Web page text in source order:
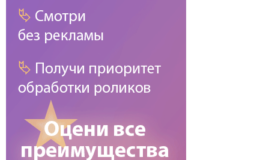
1.5x
1.25x
1x
0.75x
100%
Масштаб: 100 %
-5%
+5%